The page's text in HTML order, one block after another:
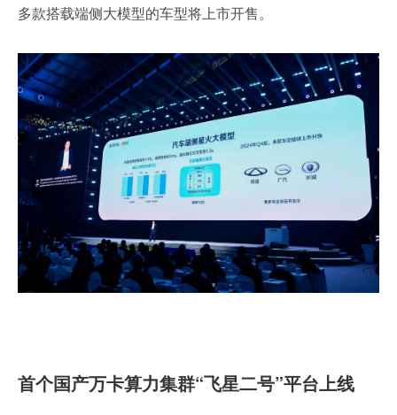
多款搭载端侧大模型的车型将上市开售。
首个国产万卡算力集群“飞星二号”平台上线